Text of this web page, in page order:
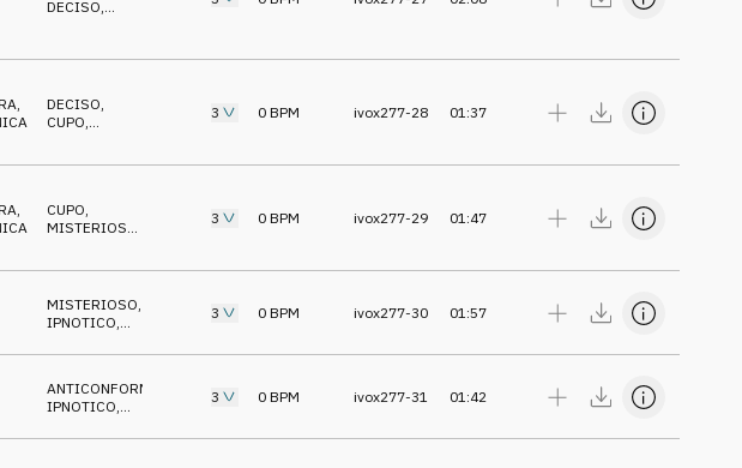
DECISO,
DECISO
CUPO
3 0 BPM ivox277-28 01:37
CUPO
MISTERIOSO
3 0 BPM ivox277-29 01:47
MISTERIOSO
IPNOTICO
3 0 BPM ivox277-30 01:57
ANTICONFORMISTA
IPNOTICO
3 0 BPM ivox277-31 01:42